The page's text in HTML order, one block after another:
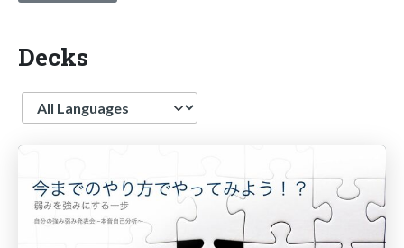
Decks
Language